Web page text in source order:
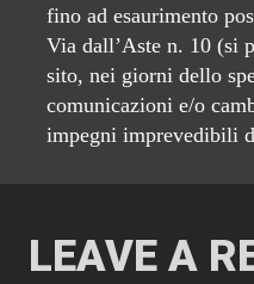
fino ad esaurimento
Via dall’Aste n. 10 (si
sito, nei giorni dello
comunicazioni e/o
impegni imprevedibili
LEAVE A